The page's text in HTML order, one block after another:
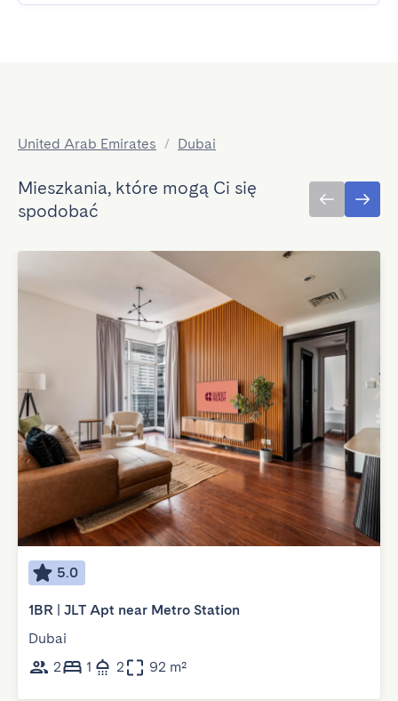
United Arab Emirates / Dubai
Mieszkania, które mogą Ci się
spodobać
5.0
1BR | JLT Apt near Metro Station
Dubai
2
1 2 92 m²